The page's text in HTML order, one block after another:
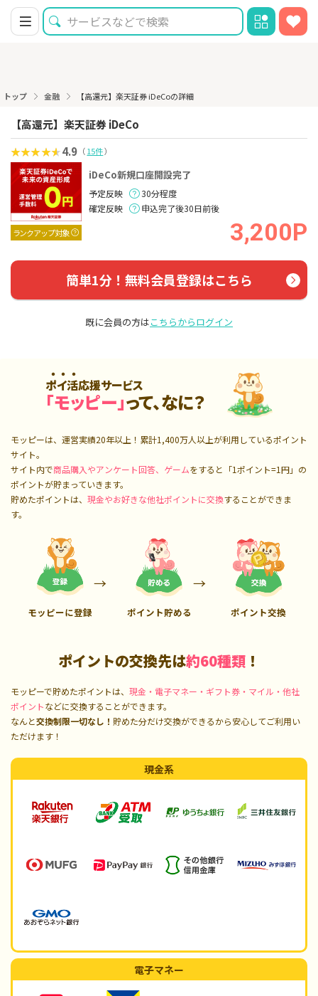
トップ 金融 【高還元】楽天証券 iDeCoの詳細
【高還元】楽天証券 iDeCo
4.9 （15件）
ランクアップ対象
iDeCo新規口座開設完了
予定反映
30分程度
確定反映
申込完了後30日前後
3,200P
簡単1分！無料会員登録はこちら
既に会員の方はこちらからログイン
ポイ活応援サービス
「モッピー」って、なに？
モッピーは、運営実績20年以上！累計1,400万人以上が利用しているポイント
サイト。
サイト内で商品購入やアンケート回答、ゲームをすると「1ポイント=1円」の
ポイントが貯まっていきます。
貯めたポイントは、 現金やお好きな他社ポイントに交換することができま
す。
モッピーに登録 ポイント貯める ポイント交換
ポイントの交換先は約60種類 ！
モッピーで貯めたポイントは、 現金・電子マネー・ギフト券・マイル・他社
ポイントなどに交換することができます。
なんと交換制限一切なし！ 貯めた分だけ交換ができるから安心してご利用い
ただけます！
現金系
電子マネー